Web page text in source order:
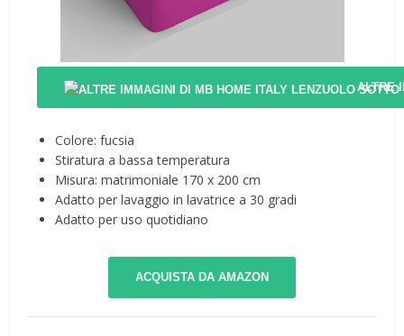
ALTRE
Colore: fucsia
Stiratura a bassa temperatura
Misura: matrimoniale 170 x 200 cm
Adatto per lavaggio in lavatrice a 30 gradi
Adatto per uso quotidiano
ACQUISTA DA AMAZON